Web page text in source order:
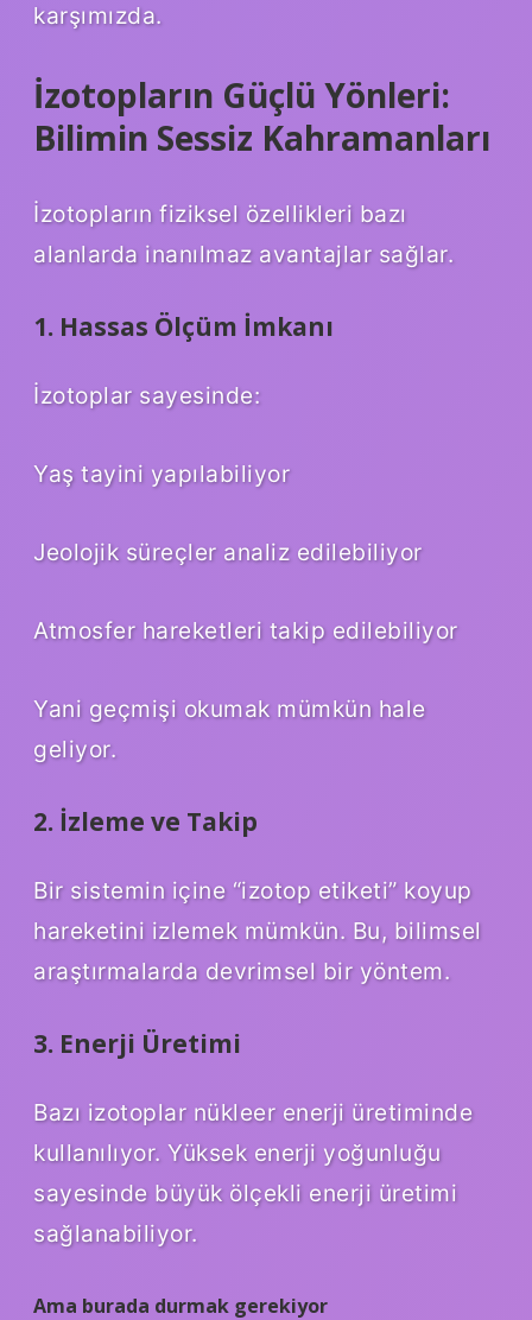
karşımızda.
İzotopların Güçlü Yönleri:
Bilimin Sessiz Kahramanları
İzotopların fiziksel özellikleri bazı
alanlarda inanılmaz avantajlar sağlar.
1. Hassas Ölçüm İmkanı
İzotoplar sayesinde:
Yaş tayini yapılabiliyor
Jeolojik süreçler analiz edilebiliyor
Atmosfer hareketleri takip edilebiliyor
Yani geçmişi okumak mümkün hale
geliyor.
2. İzleme ve Takip
Bir sistemin içine “izotop etiketi” koyup
hareketini izlemek mümkün. Bu, bilimsel
araştırmalarda devrimsel bir yöntem.
3. Enerji Üretimi
Bazı izotoplar nükleer enerji üretiminde
kullanılıyor. Yüksek enerji yoğunluğu
sayesinde büyük ölçekli enerji üretimi
sağlanabiliyor.
Ama burada durmak gerekiyor